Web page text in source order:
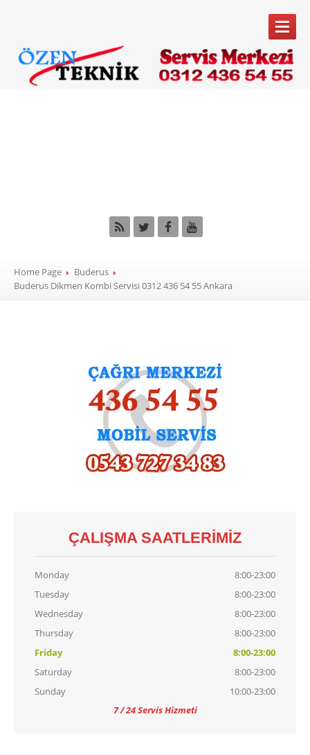
Buderus
Bosch
Home Page
Buderus
Buderus Dikmen Kombi Servisi 0312 436 54 55 Ankara
ÇALIŞMA SAATLERIMIZ
Monday
8:00-23:00
Tuesday
8:00-23:00
Wednesday
8:00-23:00
Thursday
8:00-23:00
Friday
8:00-23:00
Saturday
8:00-23:00
Sunday
10:00-23:00
7 / 24 Servis Hizmeti